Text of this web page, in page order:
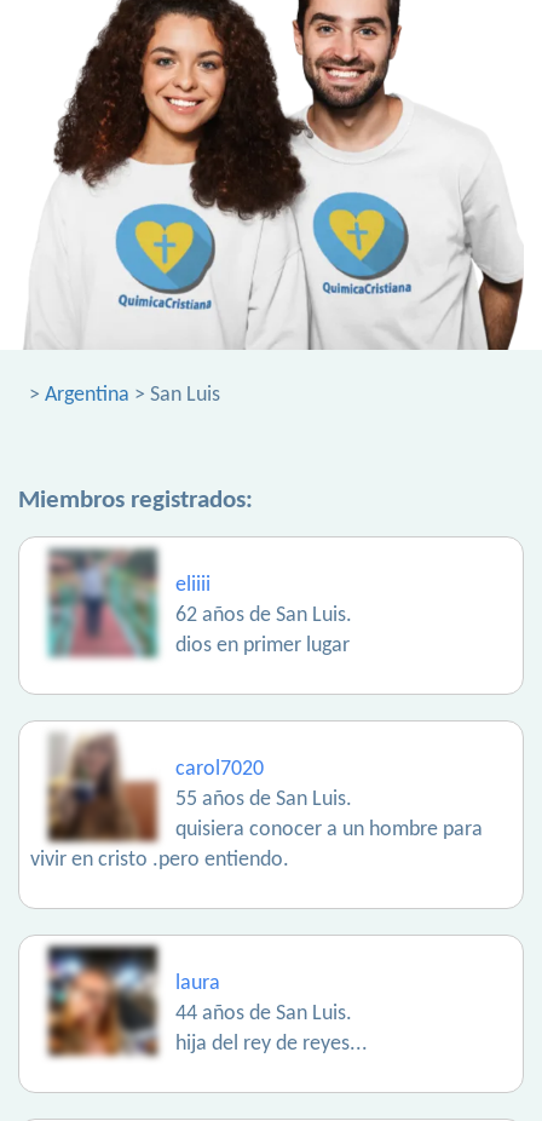
> Argentina > San Luis
Miembros registrados:
eliiii
62 años de San Luis.
dios en primer lugar
carol7020
55 años de San Luis.
quisiera conocer a un hombre para
vivir en cristo .pero entiendo.
laura
44 años de San Luis.
hija del rey de reyes...